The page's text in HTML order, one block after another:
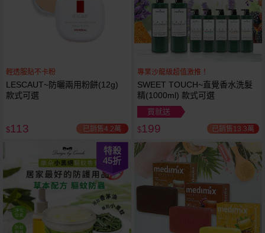
輕透服貼不卡粉
LESCAUT~防曬兩用粉餅(12g)
款式可選
$113 已銷售4.2萬
專業沙龍級超值激推！
SWEET TOUCH~直覺香水洗髮
精(1000ml) 款式可選
買就送
$199 已銷售13.3萬
特殺
45折